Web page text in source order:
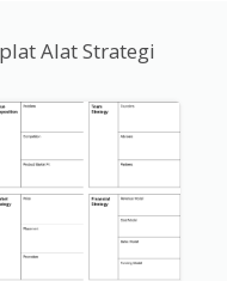
Alat Strategi